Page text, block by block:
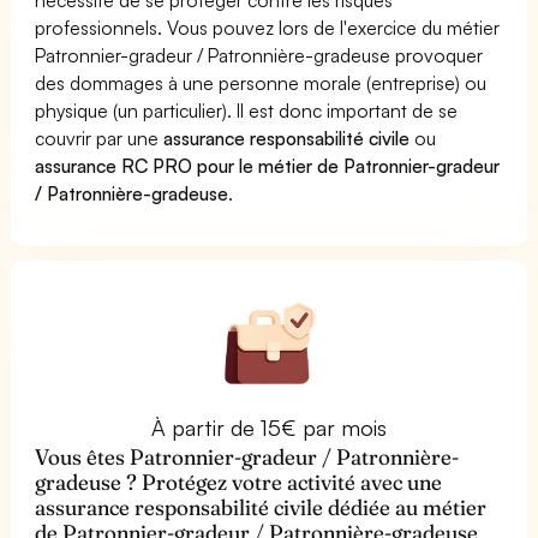
professionnels. Vous pouvez lors de l'exercice du métier
Patronnier-gradeur / Patronnière-gradeuse provoquer
des dommages à une personne morale (entreprise) ou
physique (un particulier). Il est donc important de se
couvrir par uneassurance responsabilité civile ou
assurance RC PRO pour le métier de Patronnier-gradeur
/ Patronnière-gradeuse.
À partir de 15€ par mois
Vous êtes Patronnier-gradeur / Patronnière-
gradeuse ? Protégez votre activité avec une
assurance responsabilité civile dédiée au métier
de Patronnier-gradeur / Patronnière-gradeuse